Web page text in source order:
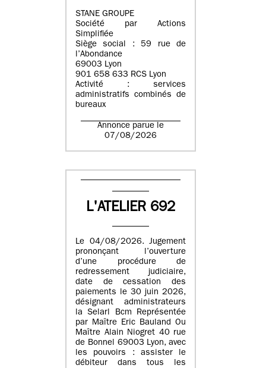
STANE GROUPE
Société par Actions
Simplifiée
Siège social : 59 rue de
l’Abondance
69003 Lyon
901 658 633 RCS Lyon
Activité : services
administratifs combinés de
bureaux
Annonce parue le
07/08/2026
L'ATELIER 692
Le 04/08/2026. Jugement
prononçant l’ouverture
d’une procédure de
redressement judiciaire,
date de cessation des
paiements le 30 juin 2026,
désignant administrateurs
la Selarl Bcm Représentée
par Maître Eric Bauland Ou
Maître Alain Niogret 40 rue
de Bonnel 69003 Lyon, avec
les pouvoirs : assister le
débiteur dans tous les